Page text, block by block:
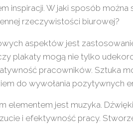
inspiracji. W jaki sposób
rzeczywistości biurowej?
aspektów jest
plakaty mogą nie tylko
pracowników. Sztuka
do wywołania pozytywnych
elementem jest muzyka.
i efektywność pracy.